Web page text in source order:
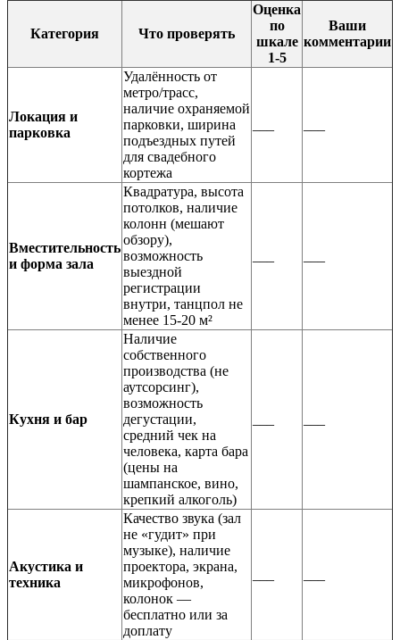
Категория Что проверять
Оценка
по
шкале
1-5
Ваши
комментарии
Локация и
парковка
Удалённость от
метро/трасс,
наличие охраняемой
парковки, ширина
подъездных путей
для свадебного
кортежа
Вместительность
и форма зала
Квадратура, высота
потолков, наличие
колонн (мешают
обзору),
возможность
выездной
регистрации
внутри, танцпол не
менее 15-20 м²
Кухня и бар
Наличие
собственного
производства (не
аутсорсинг),
возможность
дегустации,
средний чек на
человека, карта бара
(цены на
шампанское, вино,
крепкий алкоголь)
Акустика и
техника
Качество звука (зал
не «гудит» при
музыке), наличие
проектора, экрана,
микрофонов,
колонок —
бесплатно или за
доплату